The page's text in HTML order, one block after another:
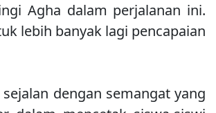
Agha dalam perjalanan ini.
lebih banyak lagi pencapaian
dengan semangat yang